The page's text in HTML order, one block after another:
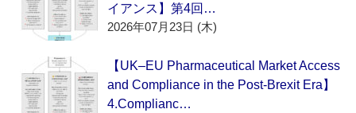
イアンス】第4回…
2026年07月23日 (木)
【UK–EU Pharmaceutical Market Access
and Compliance in the Post-Brexit Era】
4.Complianc…